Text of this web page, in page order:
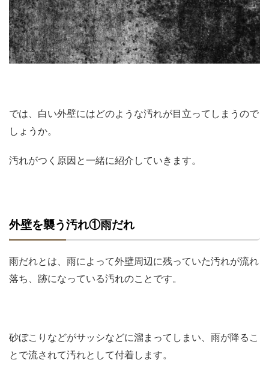
では、白い外壁にはどのような汚れが目立ってしまうので
しょうか。
汚れがつく原因と一緒に紹介していきます。
外壁を襲う汚れ①雨だれ
雨だれとは、雨によって外壁周辺に残っていた汚れが流れ
落ち、跡になっている汚れのことです。
砂ぼこりなどがサッシなどに溜まってしまい、雨が降るこ
とで流されて汚れとして付着します。